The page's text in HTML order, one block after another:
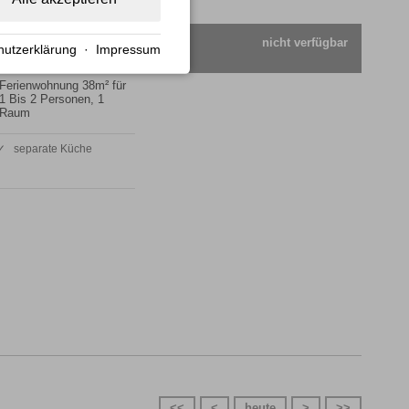
Ferienwohnung 38m² für
1 Bis 2 Personen, 1
Raum
separate Küche
nicht verfügbar
· Impressum